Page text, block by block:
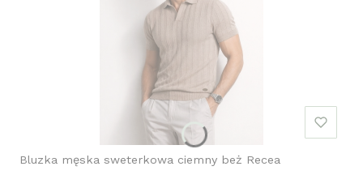
Bluzka męska sweterkowa ciemny beż Recea